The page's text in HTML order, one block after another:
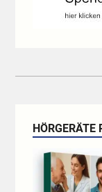
HÖRGERÄTE